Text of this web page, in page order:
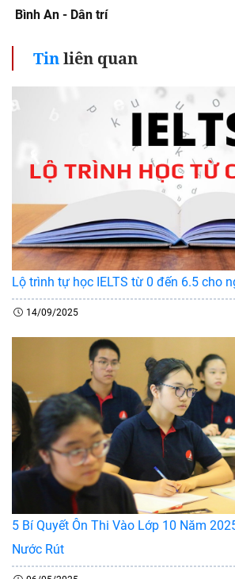
Bình An - Dân trí
Tinliên quan
Lộ trình tự học IELTS từ 0 đến 6.5 cho
14/09/2025
5 Bí Quyết Ôn Thi Vào Lớp 10 Năm
Nước Rút